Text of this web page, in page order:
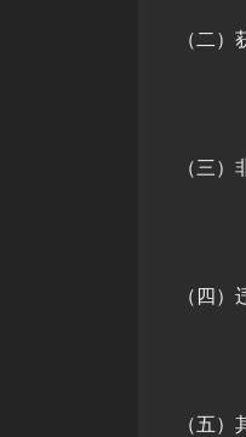
（二
（三
（四
（五